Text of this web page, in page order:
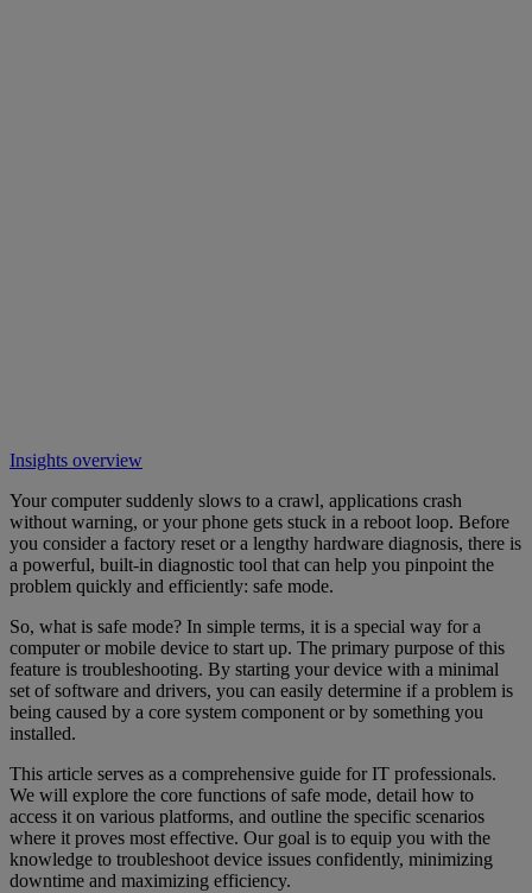
Insights overview
Your computer suddenly slows to a crawl, applications crash
without warning, or your phone gets stuck in a reboot loop. Before
you consider a factory reset or a lengthy hardware diagnosis, there is
a powerful, built-in diagnostic tool that can help you pinpoint the
problem quickly and efficiently: safe mode.
So, what is safe mode? In simple terms, it is a special way for a
computer or mobile device to start up. The primary purpose of this
feature is troubleshooting. By starting your device with a minimal
set of software and drivers, you can easily determine if a problem is
being caused by a core system component or by something you
installed.
This article serves as a comprehensive guide for IT professionals.
We will explore the core functions of safe mode, detail how to
access it on various platforms, and outline the specific scenarios
where it proves most effective. Our goal is to equip you with the
knowledge to troubleshoot device issues confidently, minimizing
downtime and maximizing efficiency.